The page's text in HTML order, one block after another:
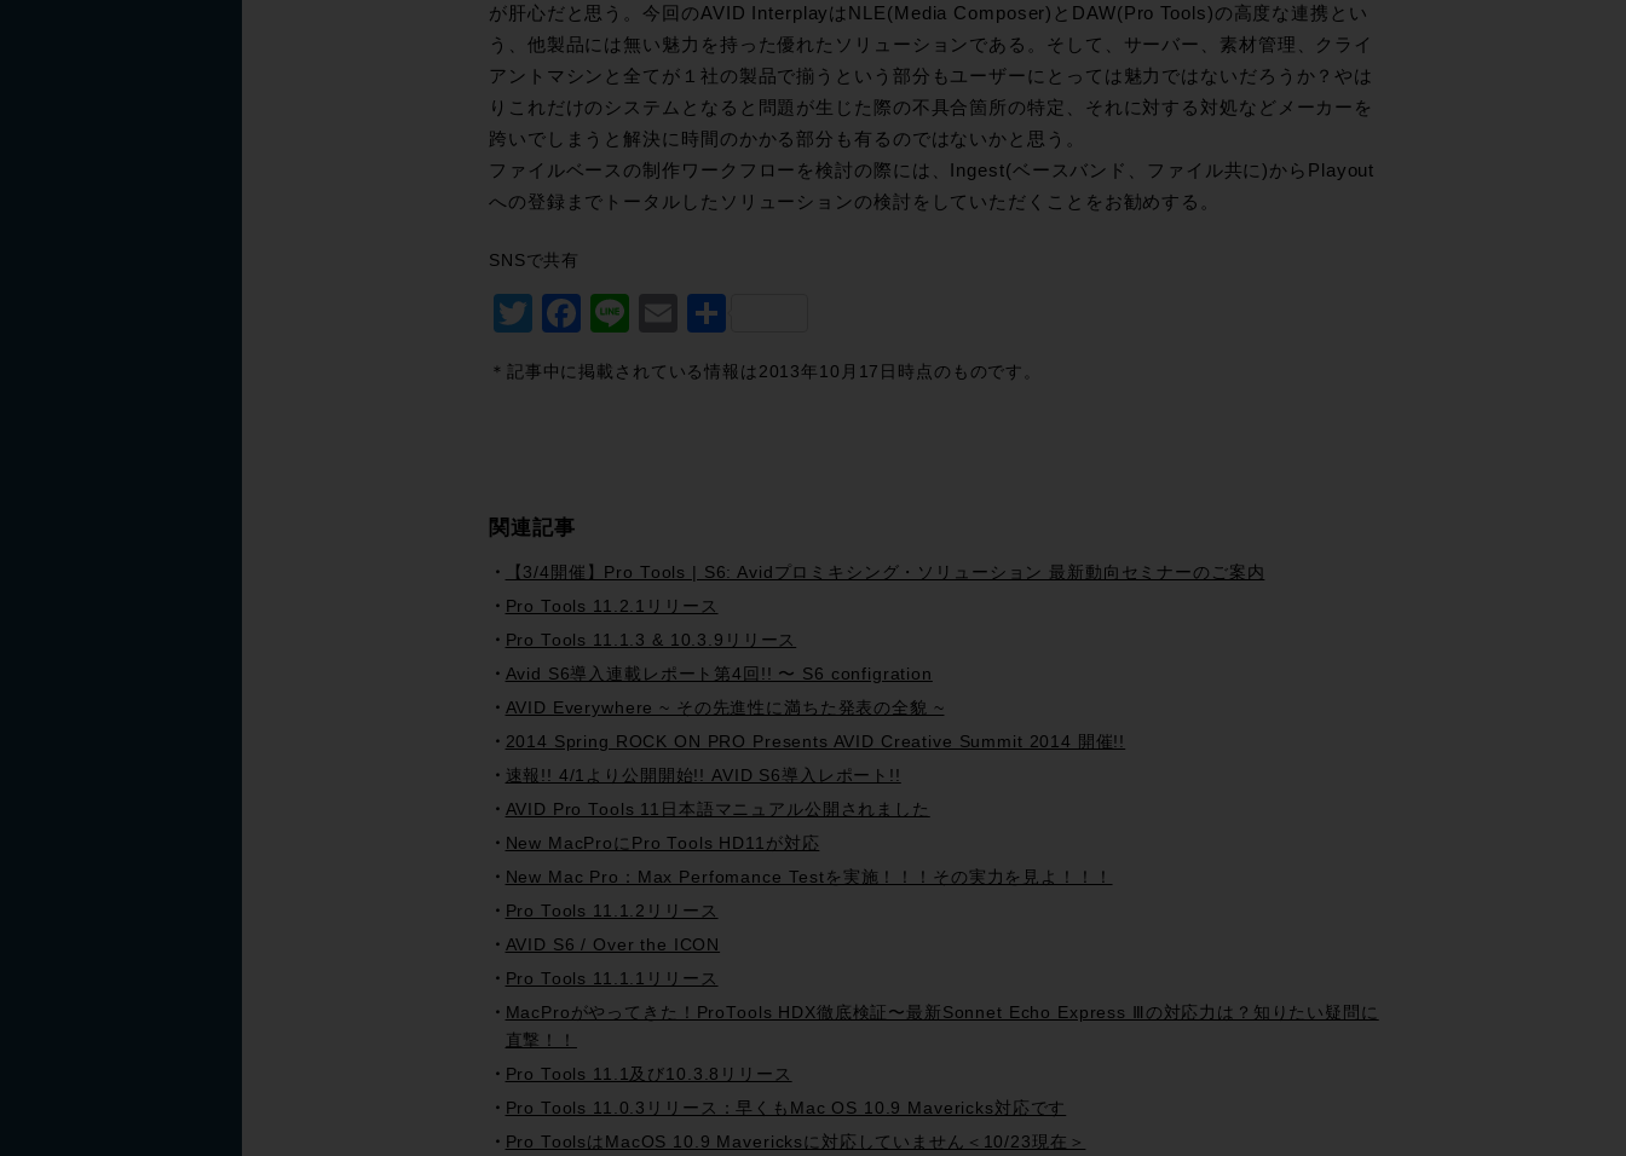
が肝心だと思う。今回のAVID InterplayはNLE(Media Composer)とDAW(Pro Tools)の高度な連携とい
う、他製品には無い魅力を持った優れたソリューションである。そして、サーバー、素材管理、クライ
アントマシンと全てが１社の製品で揃うという部分もユーザーにとっては魅力ではないだろうか？やは
りこれだけのシステムとなると問題が生じた際の不具合箇所の特定、それに対する対処などメーカーを
跨いでしまうと解決に時間のかかる部分も有るのではないかと思う。
ファイルベースの制作ワークフローを検討の際には、Ingest(ベースバンド、ファイル共に)からPlayout
への登録までトータルしたソリューションの検討をしていただくことをお勧めする。
SNSで共有
Twitter
Facebook
LineEmail
＊記事中に掲載されている情報は2013年10月17日時点のものです。
関連記事
【3/4開催】Pro Tools | S6: Avidプロミキシング・ソリューション 最新動向セミナーのご案内
Pro Tools 11.2.1リリース
Pro Tools 11.1.3 & 10.3.9リリース
Avid S6導入連載レポート第4回!! 〜 S6 configration
AVID Everywhere ~ その先進性に満ちた発表の全貌 ~
2014 Spring ROCK ON PRO Presents AVID Creative Summit 2014 開催!!
速報!! 4/1より公開開始!! AVID S6導入レポート!!
AVID Pro Tools 11日本語マニュアル公開されました
New MacProにPro Tools HD11が対応
New Mac Pro：Max Perfomance Testを実施！！！その実力を見よ！！！
Pro Tools 11.1.2リリース
AVID S6 / Over the ICON
Pro Tools 11.1.1リリース
MacProがやってきた！ProTools HDX徹底検証〜最新Sonnet Echo Express Ⅲの対応力は？知りたい疑問に
直撃！！
Pro Tools 11.1及び10.3.8リリース
Pro Tools 11.0.3リリース：早くもMac OS 10.9 Mavericks対応です
Pro ToolsはMacOS 10.9 Mavericksに対応していません＜10/23現在＞